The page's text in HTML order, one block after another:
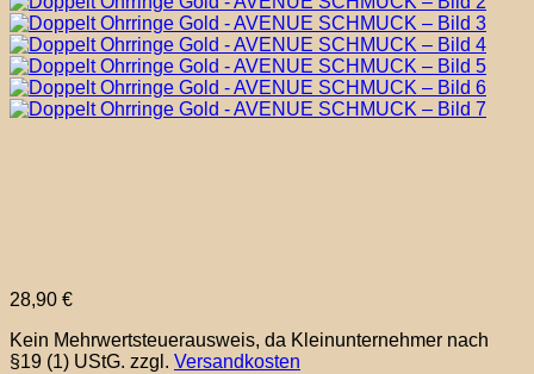
28,90 €
Kein Mehrwertsteuerausweis, da Kleinunternehmer nach
§19 (1) UStG. zzgl. Versandkosten